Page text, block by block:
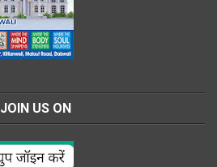
JOIN US ON